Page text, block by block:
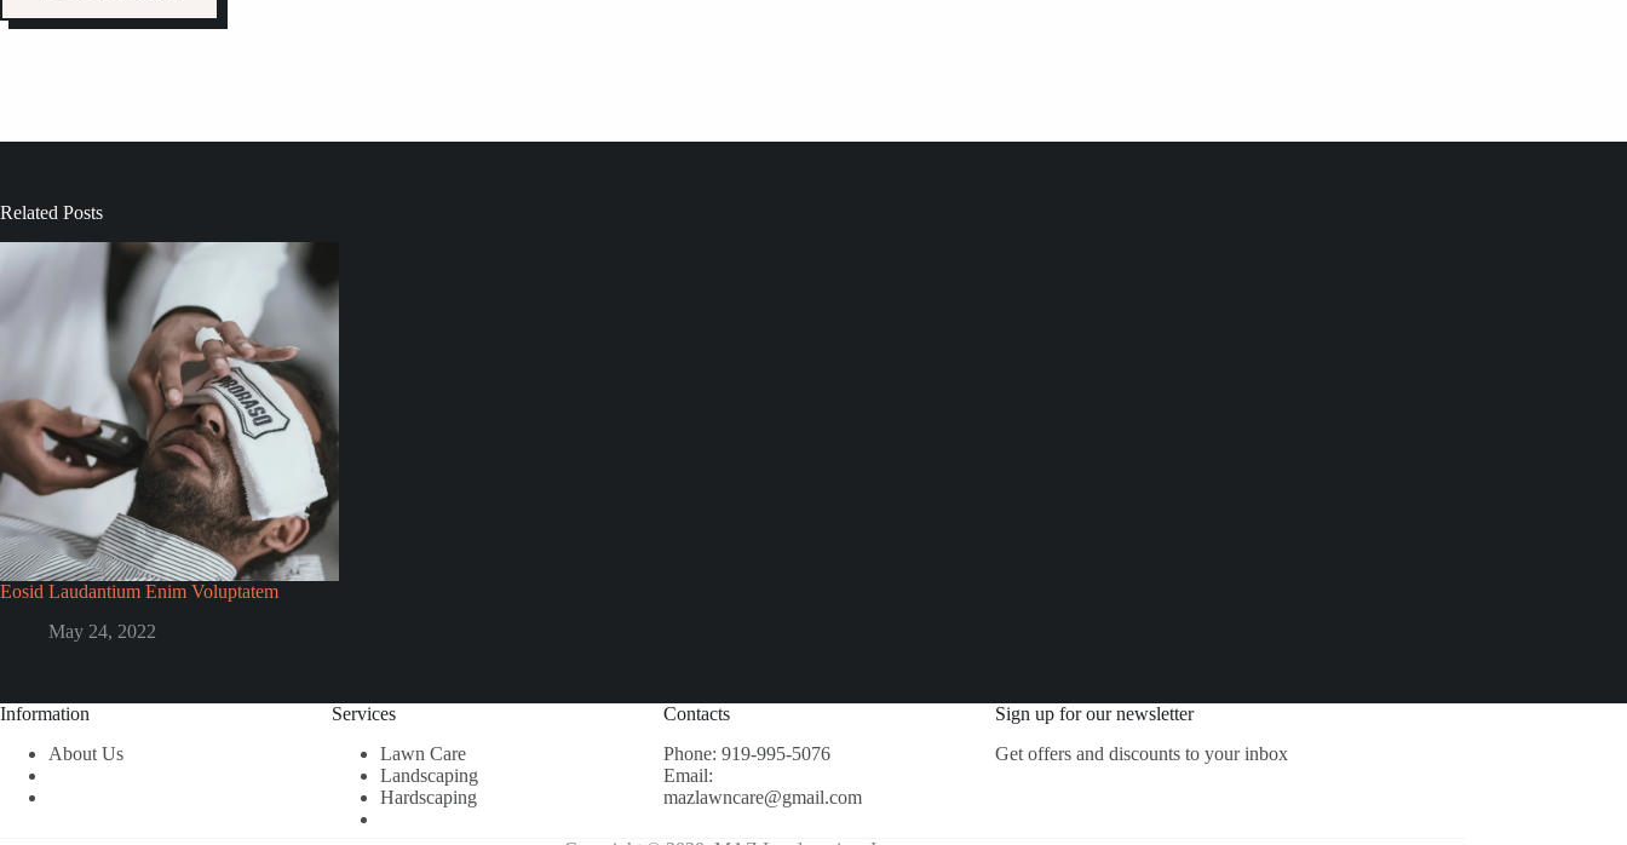
Related Posts
Eosid Laudantium Enim Voluptatem
May 24, 2022
Information
About Us
Services
Lawn Care
Landscaping
Hardscaping
Contacts
Phone: 919-995-5076
Email:
mazlawncare@gmail.com
Sign up for our newsletter
Get offers and discounts to your inbox